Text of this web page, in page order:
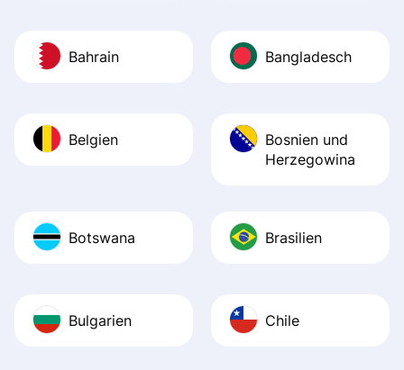
Bahrain Bangladesch
Belgien
Bosnien und
Herzegowina
Botswana Brasilien
Bulgarien Chile